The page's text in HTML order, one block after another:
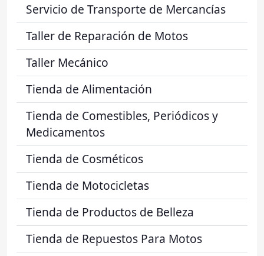
Servicio de Transporte de Mercancías
Taller de Reparación de Motos
Taller Mecánico
Tienda de Alimentación
Tienda de Comestibles, Periódicos y
Medicamentos
Tienda de Cosméticos
Tienda de Motocicletas
Tienda de Productos de Belleza
Tienda de Repuestos Para Motos